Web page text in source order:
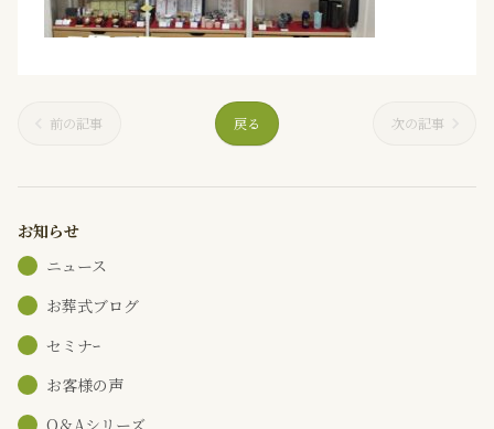
前の記事 戻る 次の記事
お知らせ
ニュース
お葬式ブログ
セミナｰ
お客様の声
Q＆Aシリーズ